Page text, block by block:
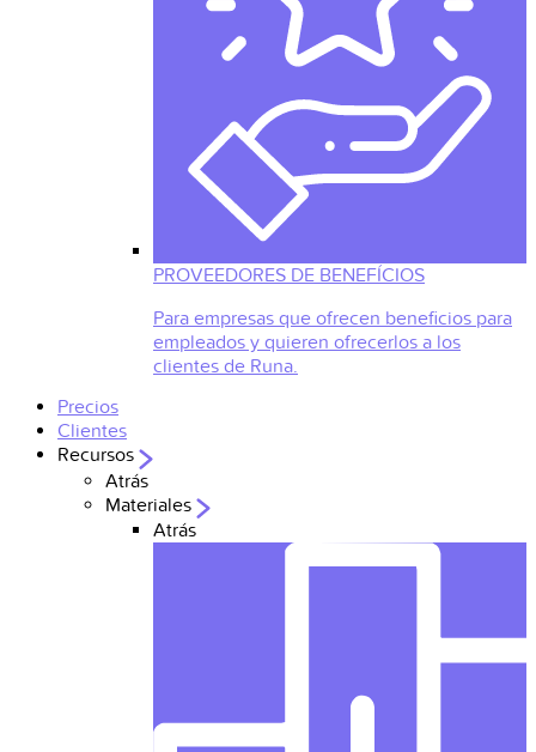
PROVEEDORES DE BENEFÍCIOS
Para empresas que ofrecen beneficios para
empleados y quieren ofrecerlos a los
clientes de Runa.
Precios
Clientes
Recursos
Atrás
Materiales
Atrás